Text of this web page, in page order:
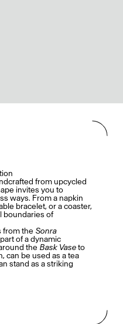
from upcycled
invites you to
ways. From a napkin
bracelet, or a coaster,
boundaries of
from the Sonra
of a dynamic
the Bask Vaseto
can be used as a tea
stand as a striking